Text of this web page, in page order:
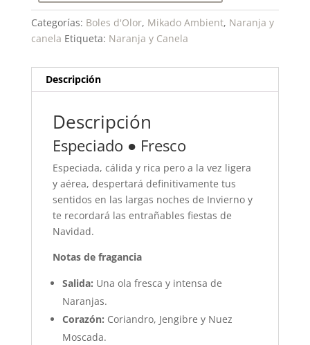
Categorías: Boles d'Olor, Mikado Ambient, Naranja y
canela Etiqueta: Naranja y Canela
Descripción
Descripción
Especiado ● Fresco
Especiada, cálida y rica pero a la vez ligera
y aérea, despertará definitivamente tus
sentidos en las largas noches de Invierno y
te recordará las entrañables fiestas de
Navidad.
Notas de fragancia
Salida: Una ola fresca y intensa de
Naranjas.
Corazón: Coriandro, Jengibre y Nuez
Moscada.